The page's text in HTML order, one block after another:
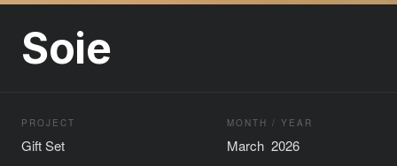
Soie
PROJECT
Gift Set
MONTH / YEAR
March 2026